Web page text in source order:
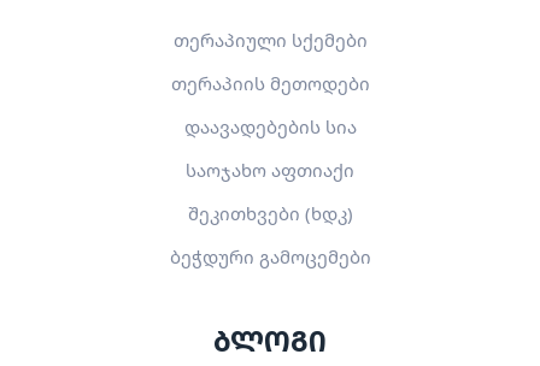
თერაპიული სქემები
თერაპიის მეთოდები
დაავადებების სია
საოჯახო აფთიაქი
შეკითხვები (ხდკ)
ბეჭდური გამოცემები
ბლოგი